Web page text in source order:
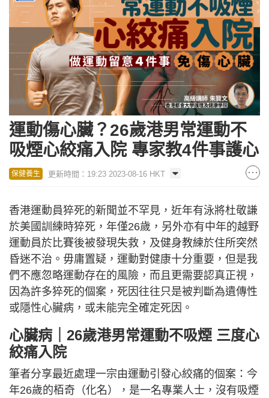
運動傷心臟？26歲港男常運動不
吸煙心絞痛入院 專家教4件事護心
保健養生 更新時間：19:23 2023-08-16 HKT
香港運動員猝死的新聞並不罕見，近年有泳將杜敬謙
於美國訓練時猝死，年僅26歲，另外亦有中年的越野
運動員於比賽後被發現失救，及健身教練於住所突然
昏迷不治。毋庸置疑，運動對健康十分重要，但是我
們不應忽略運動存在的風險，而且更需要認真正視，
因為許多猝死的個案，死因往往只是被判斷為遺傳性
或隱性心臟病，或未能完全確定死因。
心臟病｜26歲港男常運動不吸煙 三度心
絞痛入院
筆者分享最近處理一宗由運動引發心絞痛的個案：今
年26歲的栢奇（化名），是一名專業人士，沒有吸煙